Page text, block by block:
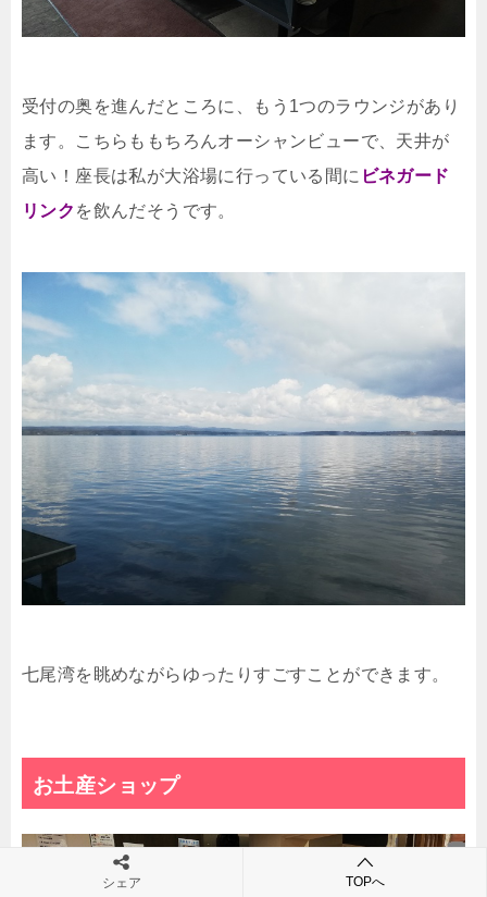
受付の奥を進んだところに、もう1つのラウンジがあり
ます。こちらももちろんオーシャンビューで、天井が
高い！座長は私が大浴場に行っている間に ビネガード
リンク を飲んだそうです。
七尾湾を眺めながらゆったりすごすことができます。
お土産ショップ
シェア TOPへ